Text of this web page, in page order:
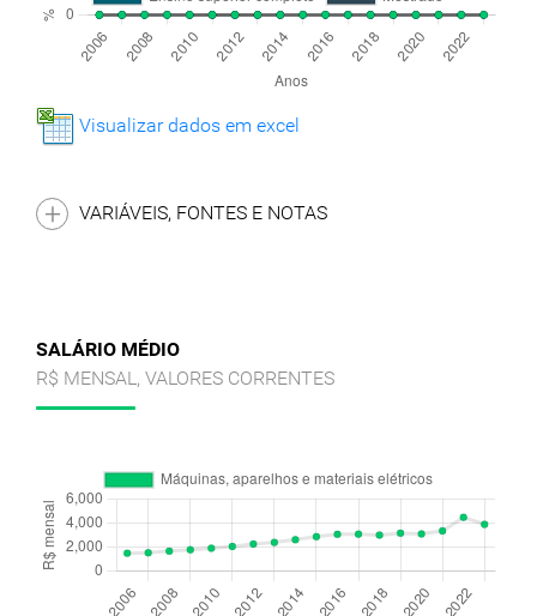
Visualizar dados em excel
VARIÁVEIS, FONTES E NOTAS
SALÁRIO MÉDIO
R$ MENSAL, VALORES CORRENTES